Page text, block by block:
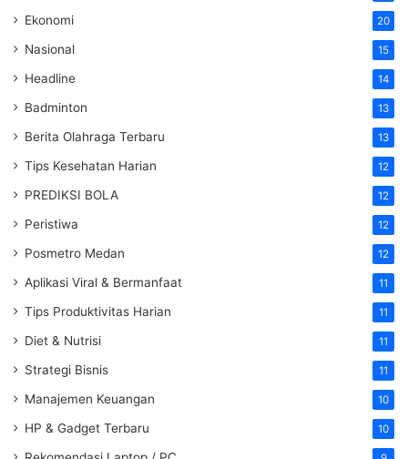
Ekonomi 20
Nasional 15
Headline 14
Badminton 13
Berita Olahraga Terbaru 13
Tips Kesehatan Harian 12
PREDIKSI BOLA 12
Peristiwa 12
Posmetro Medan 12
Aplikasi Viral & Bermanfaat 11
Tips Produktivitas Harian 11
Diet & Nutrisi 11
Strategi Bisnis 11
Manajemen Keuangan 10
HP & Gadget Terbaru 10